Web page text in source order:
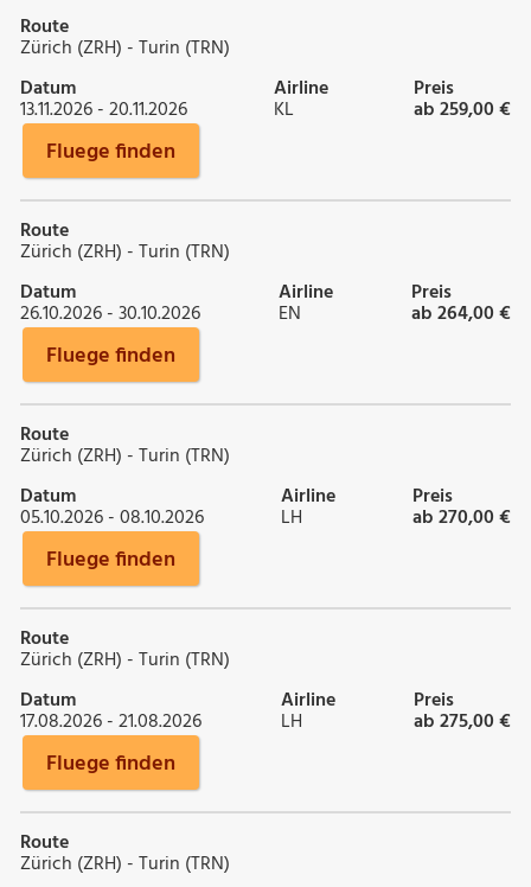
Route
Zürich (ZRH) - Turin (TRN)
Datum
13.11.2026 - 20.11.2026
Airline
KL
Preis
ab 259,00 €
Fluege finden
Route
Zürich (ZRH) - Turin (TRN)
Datum
26.10.2026 - 30.10.2026
Airline
EN
Preis
ab 264,00 €
Fluege finden
Route
Zürich (ZRH) - Turin (TRN)
Datum
05.10.2026 - 08.10.2026
Airline
LH
Preis
ab 270,00 €
Fluege finden
Route
Zürich (ZRH) - Turin (TRN)
Datum
17.08.2026 - 21.08.2026
Airline
LH
Preis
ab 275,00 €
Fluege finden
Route
Zürich (ZRH) - Turin (TRN)